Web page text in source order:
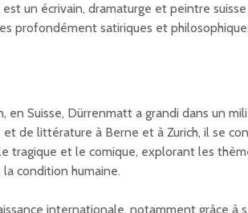
un écrivain, dramaturge et peintre
profondément satiriques et
en Suisse, Dürrenmatt a grandi dans un
de littérature à Berne et à Zurich, il se
tragique et le comique, explorant les
condition humaine.
internationale, notamment grâce à